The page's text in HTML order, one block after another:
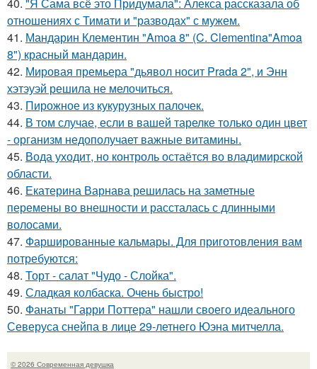
отношениях с Тимати и "разводах" с мужем.
41. Мандарин Клементин "Amoa 8" (C. Clementina"Amoa
8") красный мандарин.
42. Мировая премьера "дьявол носит Prada 2", и Энн
хэтэуэй решила не мелочиться.
43. Пирожное из кукурузных палочек.
44. В том случае, если в вашей тарелке только один цвет
- организм недополучает важные витамины.
45. Вода уходит, но контроль остаётся во владимирской
области.
46. Екатерина Варнава решилась на заметные
перемены во внешности и рассталась с длинными
волосами.
47. Фаршированные кальмары. Для приготовления вам
потребуются:
48. Торт - салат "Чудо - Слойка".
49. Сладкая колбаска. Очень быстро!
50. Фанаты "Гарри Поттера" нашли своего идеального
Северуса снейпа в лице 29-летнего Юэна митчелла.
© 2026 Современная девушка